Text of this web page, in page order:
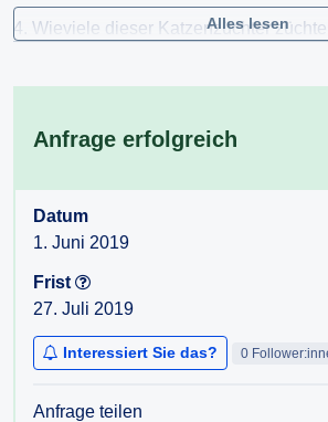
4. Wieviele dieser Katzenzüchter
Alles lesen
Anfrage erfolgreich
Datum
1. Juni 2019
Frist
27. Juli 2019
Interessiert Sie das? 0
Anfrage teilen